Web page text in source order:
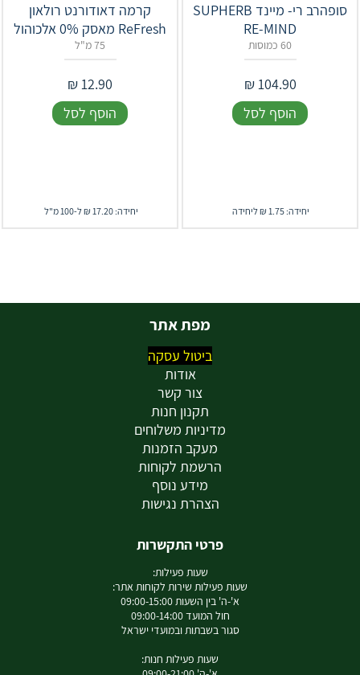
סופהרב רי- מיינד SUPHERB
RE-MIND
60 כמוסות
104.90
₪
הוסף לסל
יחידה: 1.75 ₪ ליחידה
קרמה דאודורנט רולאון
ReFresh מאסק 0% אלכוהול
75 מ"ל
12.90
₪
הוסף לסל
יחידה: 17.20 ₪ ל-100 מ"ל
מפת אתר
ביטול עסקה
אודות
צור קשר
תקנון חנות
מדיניות משלוחים
מעקב הזמנות
הרשמת לקוחות
מידע נוסף
הצהרת נגישות
פרטי התקשרות
שעות פעילות:
שעות פעילות שירות לקוחות אתר:
א'-ה' בין השעות 09:00-15:00
חול המועד 09:00-14:00
סגור בשבתות ובמועדי ישראל
שעות פעילות חנות: